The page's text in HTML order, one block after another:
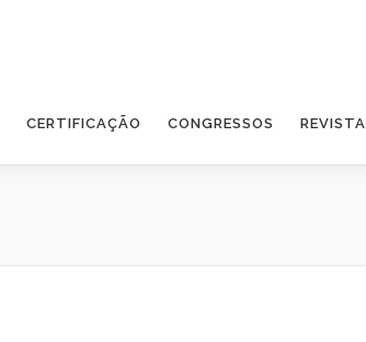
CERTIFICAÇÃO CONGRESSOS REVISTA